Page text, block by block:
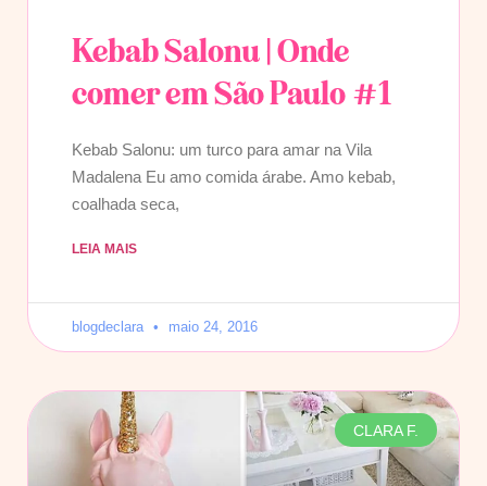
Kebab Salonu | Onde
comer em São Paulo #1
Kebab Salonu: um turco para amar na Vila
Madalena Eu amo comida árabe. Amo kebab,
coalhada seca,
LEIA MAIS
blogdeclara maio 24, 2016
CLARA F.